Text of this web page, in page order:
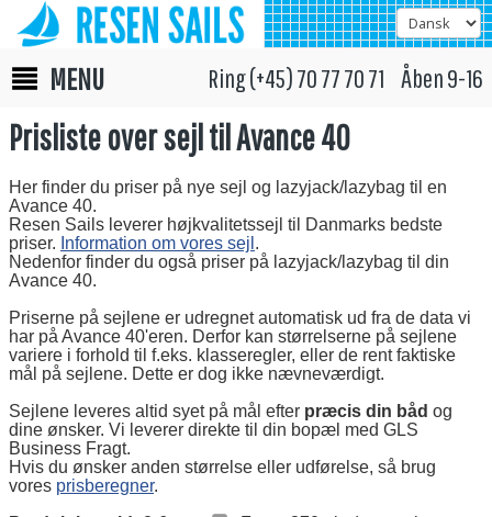
MENU Ring (+45) 70 77 70 71 Åben 9-16
Prisliste over sejl til Avance 40
Her finder du priser på nye sejl og lazyjack/lazybag til en
Avance 40.
Resen Sails leverer højkvalitetssejl til Danmarks bedste
priser. Information om vores sejl .
Nedenfor finder du også priser på lazyjack/lazybag til din
Avance 40.
Priserne på sejlene er udregnet automatisk ud fra de data vi
har på Avance 40'eren. Derfor kan størrelserne på sejlene
variere i forhold til f.eks. klasseregler, eller de rent faktiske
mål på sejlene. Dette er dog ikke nævneværdigt.
Sejlene leveres altid syet på mål efter præcis din båd og
dine ønsker. Vi leverer direkte til din bopæl med GLS
Business Fragt.
Hvis du ønsker anden størrelse eller udførelse, så brug
vores prisberegner.